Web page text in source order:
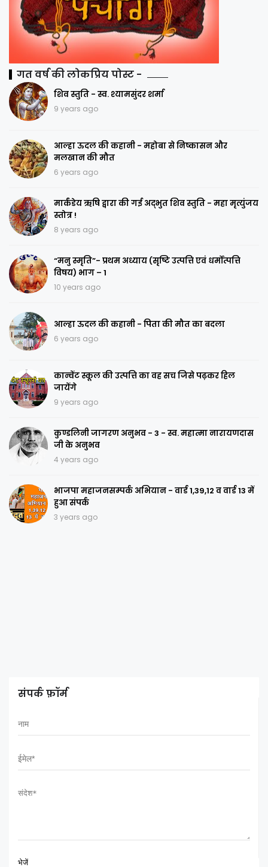
गत वर्ष की लोकप्रिय पोस्ट -
शिव स्तुति - स्व. श्यामसुंदर शर्मा
9 years ago
आल्हा ऊदल की कहानी - महोबा से निष्कासन और
मलखान की मौत
6 years ago
मार्कंडेय ऋषि द्वारा की गई अद्भुत शिव स्तुति - महा मृत्युंजय
स्तोत्र !
8 years ago
“मनु स्मृति”- प्रथम अध्याय (सृष्टि उत्पत्ति एवं धर्मोत्पत्ति
विषय) भाग – 1
10 years ago
आल्हा ऊदल की कहानी - पिता की मौत का बदला
6 years ago
कान्वेंट स्कूल की उत्पत्ति का वह सच जिसे पढ़कर हिल
जायेंगे
9 years ago
कुण्डलिनी जागरण अनुभव - 3 - स्व. महात्मा नारायणदास
जी के अनुभव
4 years ago
भाजपा महाजनसम्पर्क अभियान - वार्ड 1,39,12 व वार्ड 13 में
हुआ संपर्क
3 years ago
संपर्क फ़ॉर्म